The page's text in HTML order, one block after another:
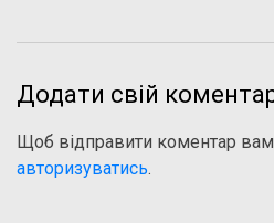
Додати свій
Щоб відправити коментар вам
авторизуватись.